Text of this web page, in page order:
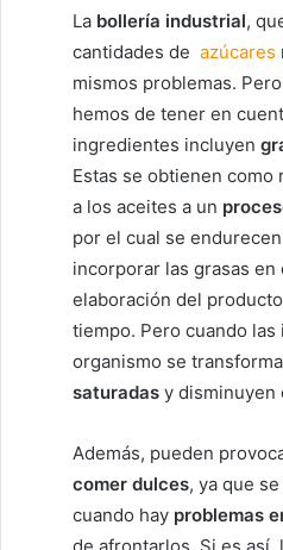
La bollería industrial,
cantidades de azúcares
mismos problemas.
hemos de tener en
ingredientes incluyen
Estas se obtienen
a los aceites a un
por el cual se
incorporar las grasas en
elaboración del
tiempo. Pero cuando
organismo se
saturadas y disminuyen
Además, pueden
comer dulces, ya que
cuando hay problemas